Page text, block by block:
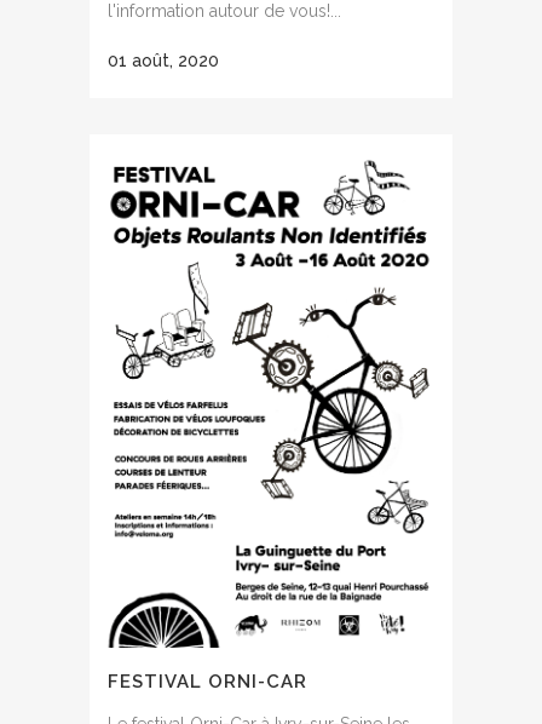
l'information autour de vous!...
01 août, 2020
FESTIVAL ORNI-CAR